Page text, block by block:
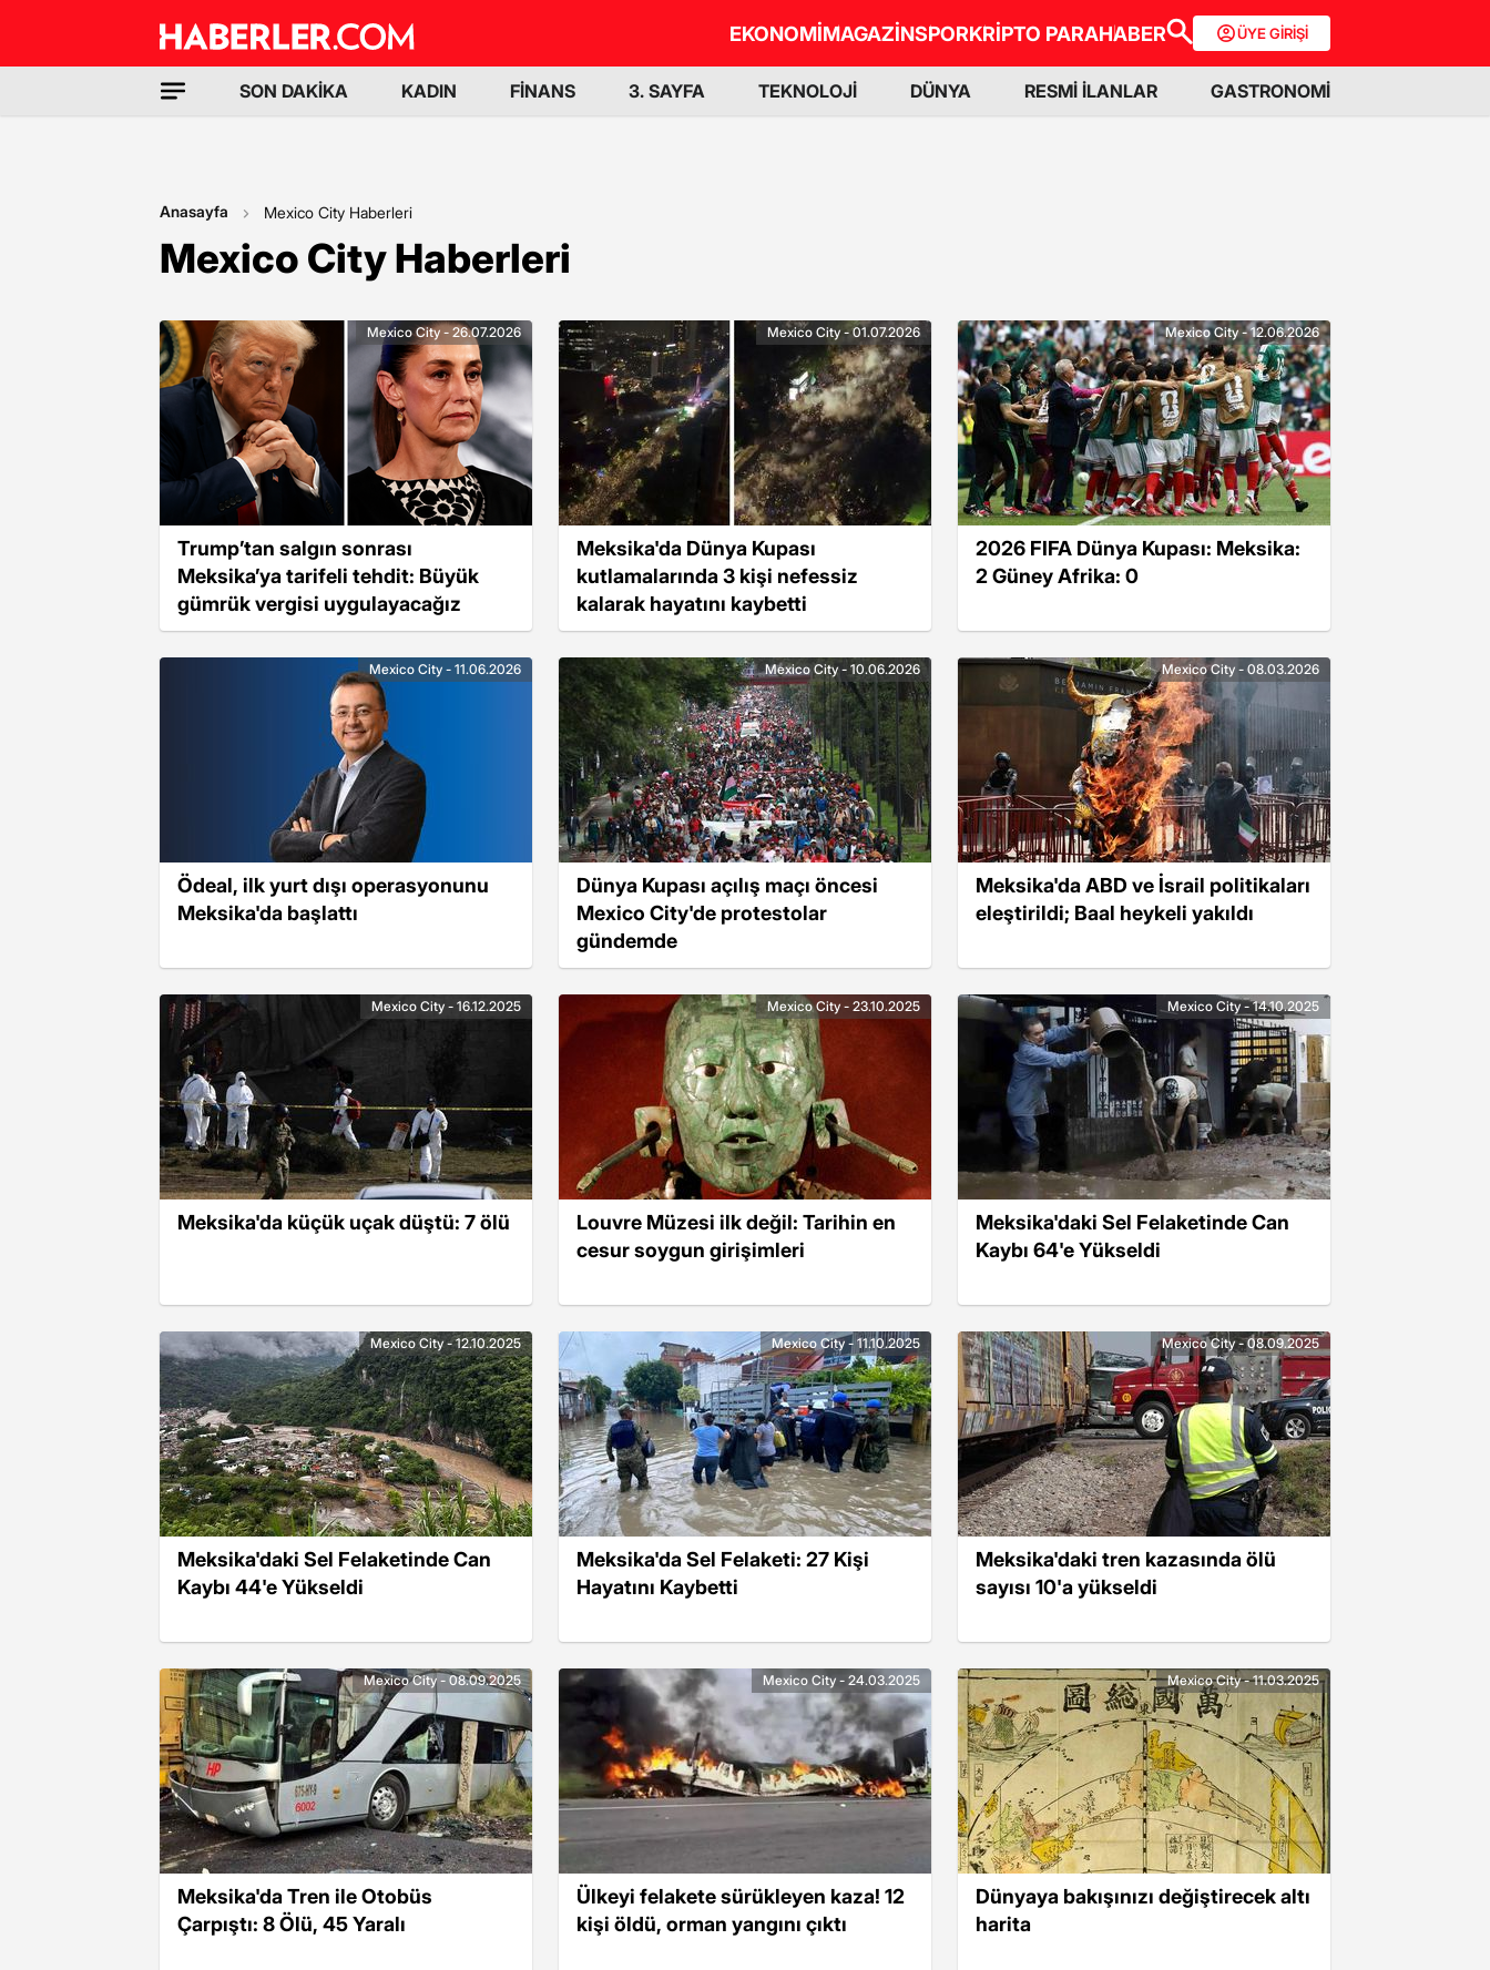
EKONOMİMAGAZİNSPORKRİPTO PARAHABER ÜYE GİRİŞİ
SON DAKİKA KADIN FİNANS 3. SAYFA TEKNOLOJİ DÜNYA RESMİ İLANLAR GASTRONOMİ
Anasayfa Mexico City Haberleri
Mexico City Haberleri
Trump’tan salgın sonrası
Meksika’ya tarifeli tehdit: Büyük
gümrük vergisi uygulayacağız
Mexico City - 26.07.2026
Meksika'da Dünya Kupası
kutlamalarında 3 kişi nefessiz
kalarak hayatını kaybetti
Mexico City - 01.07.2026
2026 FIFA Dünya Kupası: Meksika:
2 Güney Afrika: 0
Mexico City - 12.06.2026
Ödeal, ilk yurt dışı operasyonunu
Meksika'da başlattı
Mexico City - 11.06.2026
Dünya Kupası açılış maçı öncesi
Mexico City'de protestolar
gündemde
Mexico City - 10.06.2026
Meksika'da ABD ve İsrail politikaları
eleştirildi; Baal heykeli yakıldı
Mexico City - 08.03.2026
Meksika'da küçük uçak düştü: 7 ölü
Mexico City - 16.12.2025
Louvre Müzesi ilk değil: Tarihin en
cesur soygun girişimleri
Mexico City - 23.10.2025
Meksika'daki Sel Felaketinde Can
Kaybı 64'e Yükseldi
Mexico City - 14.10.2025
Meksika'daki Sel Felaketinde Can
Kaybı 44'e Yükseldi
Mexico City - 12.10.2025
Meksika'da Sel Felaketi: 27 Kişi
Hayatını Kaybetti
Mexico City - 11.10.2025
Meksika'daki tren kazasında ölü
sayısı 10'a yükseldi
Mexico City - 08.09.2025
Meksika'da Tren ile Otobüs
Çarpıştı: 8 Ölü, 45 Yaralı
Mexico City - 08.09.2025
Ülkeyi felakete sürükleyen kaza! 12
kişi öldü, orman yangını çıktı
Mexico City - 24.03.2025
Dünyaya bakışınızı değiştirecek altı
harita
Mexico City - 11.03.2025